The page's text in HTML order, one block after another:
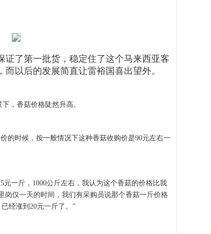
证了第一批货，稳定住了这个马来西亚客
以后的发展简直让雷裕国喜出望外。
，香菇价格陡然升高。
的时候，按一般情况下这种香菇收购价是90元左右一
一斤，1000公斤左右，我认为这个香菇的价格比我
岗仅一天的时间，我们有采购员说那个香菇一斤价格
经涨到20元一斤了。”